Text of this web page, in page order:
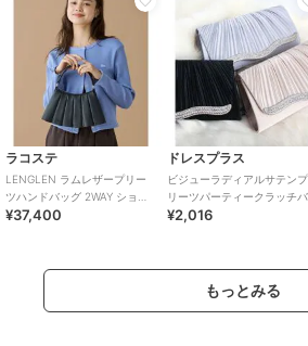
ラコステ
LENGLEN ラムレザープリー
ツハンドバッグ 2WAY ショル
ダーバッグ
¥37,400
ドレスプラス
ビジューラディアルサテンプ
リーツパーティークラッチバ
ッグ
¥2,016
もっとみる